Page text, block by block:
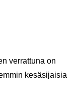
ver­rat­tu­na on
ke­sä­si­jai­sia